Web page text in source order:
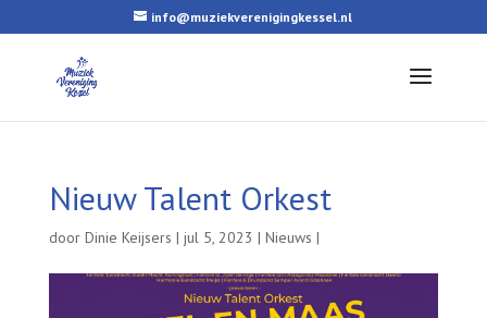
info@muziekverenigingkessel.nl
Nieuw Talent Orkest
door Dinie Keijsers | jul 5, 2023 | Nieuws |